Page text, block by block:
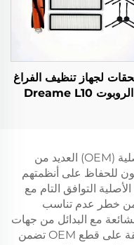
لجهاز تنظيف الفراغ
الروبوت Dreame L10
وحقيبة غبار
توفر قطع غيار الروبوتات الفراغية الأصلية (OEM) العديد من
للحفاظ على أنظمتهم
التوافق التام مع
من خطر عدم تناسب
مع البدائل من جهات
خارجية. إن معايير ضبط الجودة المطبقة على قطع OEM تضمن